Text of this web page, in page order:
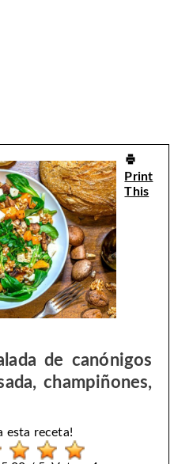
Print
This
de canónigos
champiñones,
esta receta!